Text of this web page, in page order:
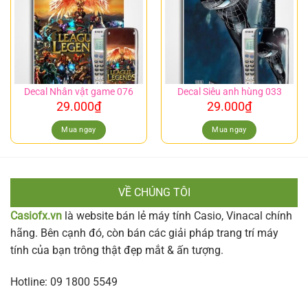
Decal Nhân vật game 076
29.000₫
Mua ngay
Decal Siêu anh hùng 033
29.000₫
Mua ngay
VỀ CHÚNG TÔI
Casiofx.vn là website bán lẻ máy tính Casio, Vinacal chính
hãng. Bên cạnh đó, còn bán các giải pháp trang trí máy
tính của bạn trông thật đẹp mắt & ấn tượng.
Hotline: 09 1800 5549